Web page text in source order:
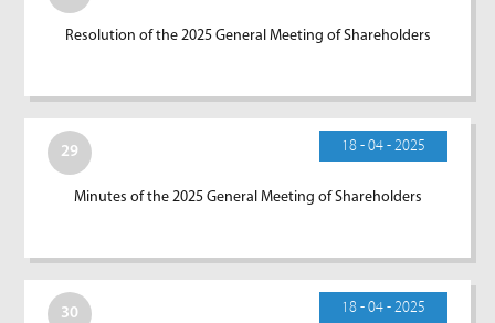
Resolution of the 2025 General Meeting of Shareholders
29 18 - 04 - 2025
Minutes of the 2025 General Meeting of Shareholders
30 18 - 04 - 2025